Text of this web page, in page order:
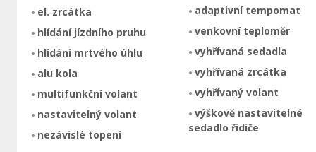
el. zrcátka
hlídání jízdního pruhu
hlídání mrtvého úhlu
alu kola
multifunkční volant
nastavitelný volant
nezávislé topení
adaptivní tempomat
venkovní teploměr
vyhřívaná sedadla
vyhřívaná zrcátka
vyhřívaný volant
výškově nastavitelné
sedadlo řidiče